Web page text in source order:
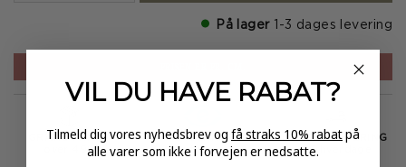
På lager 1-3 dages levering
GRATIS FRAGT
over 499
E-MÆRKET
certificeret
HURTIG LEVERING
1-3 hverdage
VIL DU HAVE RABAT?
Tilmeld dig vores nyhedsbrev og få straks 10% rabatpå
alle varer som ikke i forvejen er nedsatte.